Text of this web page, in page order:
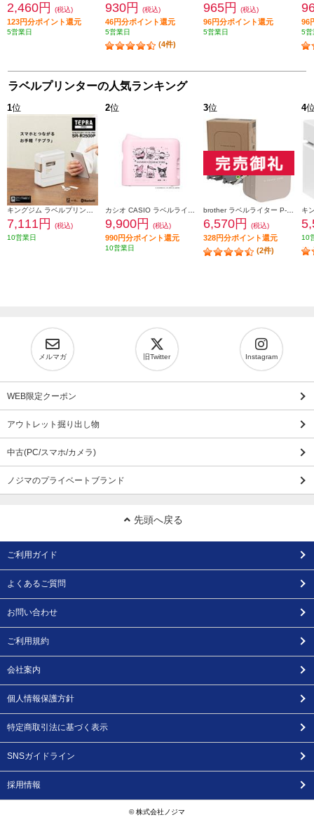
2,460円 (税込)
123円分ポイント還元
5営業日
930円 (税込)
46円分ポイント還元
5営業日
(4件)
965円 (税込)
96円分ポイント還元
5営業日
96
5営
ラベルプリンターの人気ランキング
1位
キングジム ラベルプリンター「テプラ」PRO ホワイト SR-R2500P
7,111円
(税込)
10営業日
2位
カシオ CASIO ラベルライター サンリオモデル NAMELAND i-ma（ネームランドイーマ） KL-SP10-SA2
9,900円 (税込)
990円分ポイント還元
10営業日
3位
brother ラベルライター P-TOUCH CUBE(ピータッチ キューブ) ラテ スマホ専用/3.5mm~12mm幅/TZeテープ対応 PT-P300BTLT
6,570円 (税込)
328円分ポイント還元
(2件)
4
10
メルマガ 旧Twitter Instagram
WEB限定クーポン
アウトレット掘り出し物
中古(PC/スマホ/カメラ)
ノジマのプライベートブランド
先頭へ戻る
ご利用ガイド
よくあるご質問
お問い合わせ
ご利用規約
会社案内
個人情報保護方針
特定商取引法に基づく表示
SNSガイドライン
採用情報
© 株式会社ノジマ